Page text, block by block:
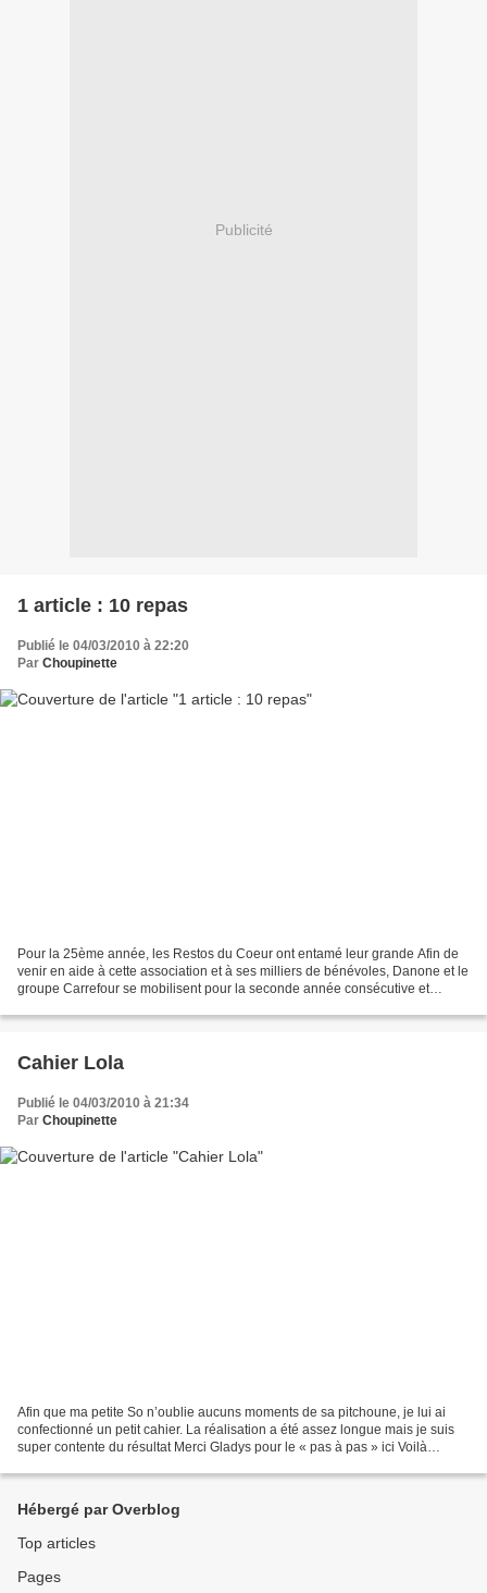
Publicité
1 article : 10 repas
Publié le 04/03/2010 à 22:20
Par Choupinette
Pour la 25ème année, les Restos du Coeur ont entamé leur grande Afin de
venir en aide à cette association et à ses milliers de bénévoles, Danone et le
groupe Carrefour se mobilisent pour la seconde année consécutive et
Cahier Lola
Publié le 04/03/2010 à 21:34
Par Choupinette
Afin que ma petite So n’oublie aucuns moments de sa pitchoune, je lui ai
confectionné un petit cahier. La réalisation a été assez longue mais je suis
super contente du résultat Merci Gladys pour le « pas à pas » ici Voilà
Hébergé par Overblog
Top articles
Pages